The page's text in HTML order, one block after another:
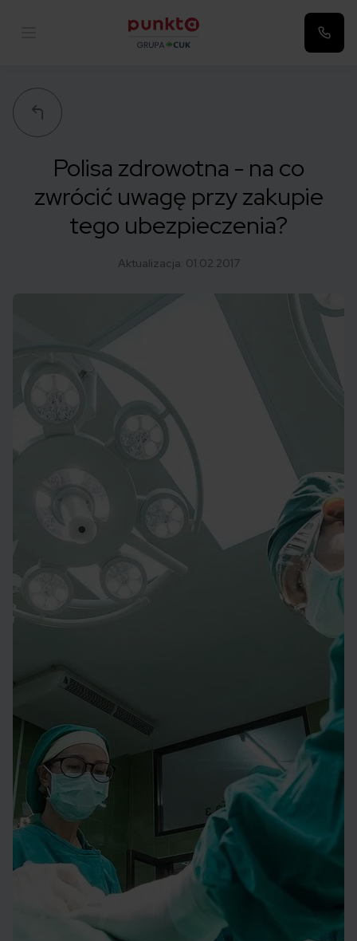
Polisa zdrowotna - na co
zwrócić uwagę przy zakupie
tego ubezpieczenia?
Aktualizacja: 01.02.2017